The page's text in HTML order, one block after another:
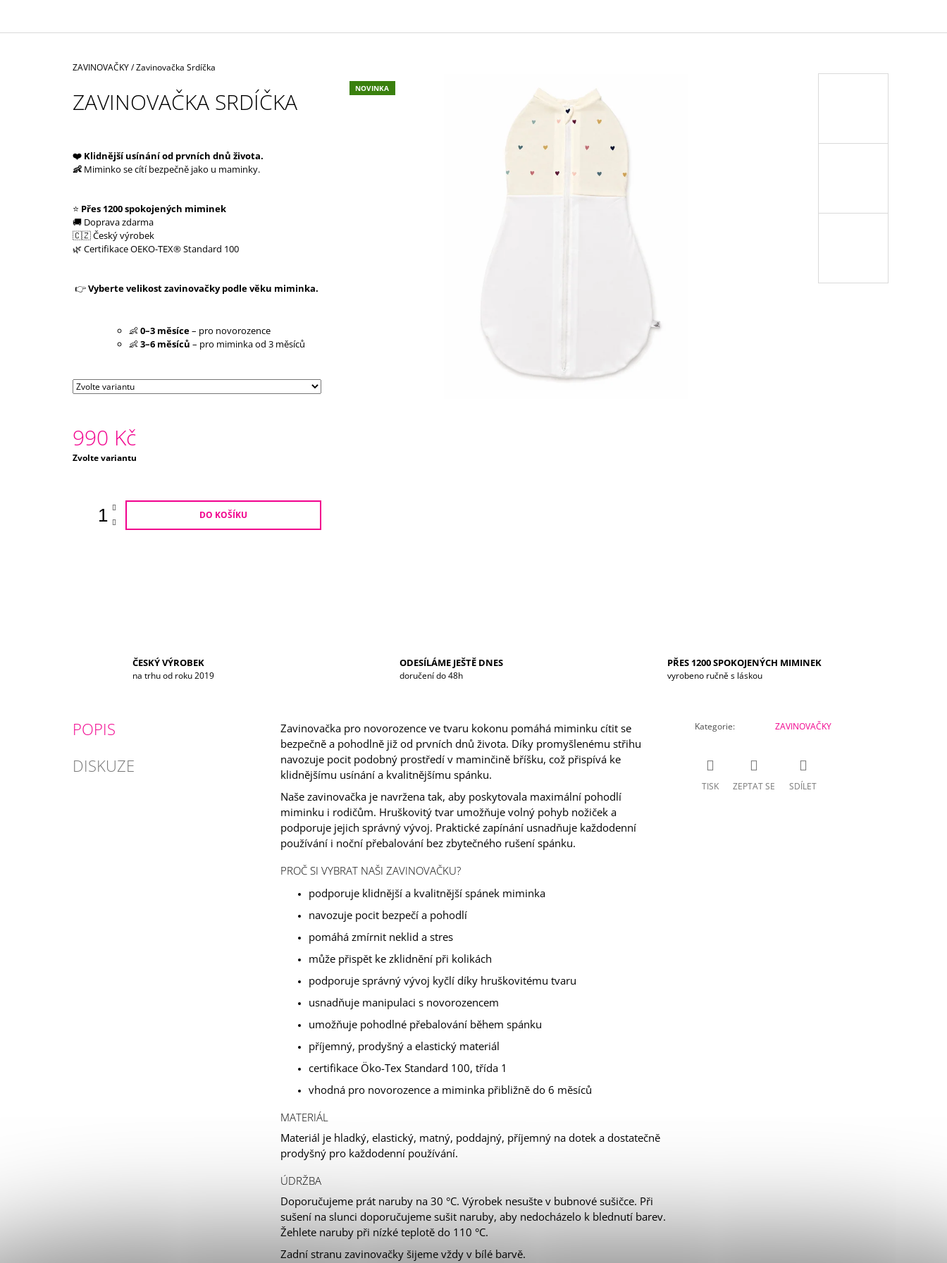
Domů
ZAVINOVAČKY/Zavinovačka Srdíčka
ZAVINOVAČKA SRDÍČKA NOVINKA
❤️ Klidnější usínání od prvních dnů života.
👶 Miminko se cítí bezpečně jako u maminky.
⭐ Přes 1200 spokojených miminek
🚚 Doprava zdarma
🇨🇿 Český výrobek
🌿 Certifikace OEKO-TEX® Standard 100
👉Vyberte velikost zavinovačky podle věku miminka.
👶0–3 měsíce– pro novorozence
👶3–6 měsíců – pro miminka od 3 měsíců
990 Kč
Měrná
Zvolte variantu
DO KOŠÍKU
ČESKÝ VÝROBEK
na trhu od roku 2019
ODESÍLÁME JEŠTĚ DNES
doručení do 48h
PŘES 1200 SPOKOJENÝCH MIMINEK
vyrobeno ručně s láskou
POPIS
DISKUZE
Zavinovačka pro novorozence ve tvaru kokonu pomáhá miminku cítit se
bezpečně a pohodlně již od prvních dnů života. Díky promyšlenému střihu
navozuje pocit podobný prostředí v maminčině bříšku, což přispívá ke
klidnějšímu usínání a kvalitnějšímu spánku.
Naše zavinovačka je navržena tak, aby poskytovala maximální pohodlí
miminku i rodičům. Hruškovitý tvar umožňuje volný pohyb nožiček a
podporuje jejich správný vývoj. Praktické zapínání usnadňuje každodenní
používání i noční přebalování bez zbytečného rušení spánku.
PROČ SI VYBRAT NAŠI ZAVINOVAČKU?
podporuje klidnější a kvalitnější spánek miminka
navozuje pocit bezpečí a pohodlí
pomáhá zmírnit neklid a stres
může přispět ke zklidnění při kolikách
podporuje správný vývoj kyčlí díky hruškovitému tvaru
usnadňuje manipulaci s novorozencem
umožňuje pohodlné přebalování během spánku
příjemný, prodyšný a elastický materiál
certifikace Öko-Tex Standard 100, třída 1
vhodná pro novorozence a miminka přibližně do 6 měsíců
MATERIÁL
Materiál je hladký, elastický, matný, poddajný, příjemný na dotek a dostatečně
prodyšný pro každodenní používání.
ÚDRŽBA
Doporučujeme prát naruby na 30 °C. Výrobek nesušte v bubnové sušičce. Při
sušení na slunci doporučujeme sušit naruby, aby nedocházelo k blednutí barev.
Žehlete naruby při nízké teplotě do 110 °C.
Zadní stranu zavinovačky šijeme vždy v bílé barvě.
Kategorie: ZAVINOVAČKY
TISK ZEPTAT SE SDÍLET